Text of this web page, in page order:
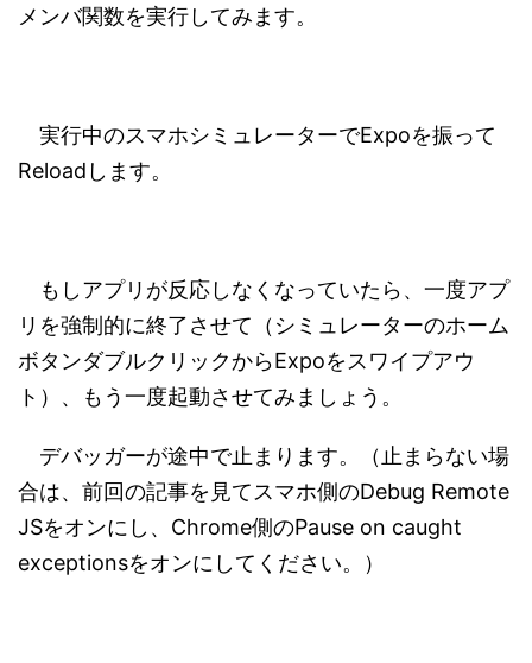
メンバ関数を実行してみます。
実行中のスマホシミュレーターでExpoを振って
Reloadします。
もしアプリが反応しなくなっていたら、一度アプ
リを強制的に終了させて（シミュレーターのホーム
ボタンダブルクリックからExpoをスワイプアウ
ト）、もう一度起動させてみましょう。
デバッガーが途中で止まります。（止まらない場
合は、前回の記事を見てスマホ側のDebug Remote
JSをオンにし、Chrome側のPause on caught
exceptionsをオンにしてください。）